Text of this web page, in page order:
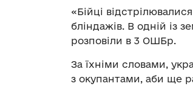
«Бійці
бліндажів. В одній із
розповіли в 3 ОШБр.
За їхніми словами,
з окупантами, аби ще